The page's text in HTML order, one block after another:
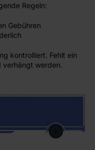
Regeln:
Gebühren
kontrolliert. Fehlt ein
verhängt werden.